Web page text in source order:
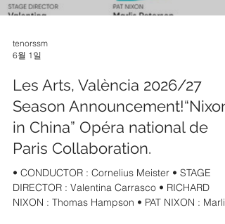
tenorssm
6월 1일
Les Arts, València 2026/27
Season Announcement!“Nixon
in China” Opéra national de
Paris Collaboration.
• CONDUCTOR : Cornelius Meister • STAGE
DIRECTOR : Valentina Carrasco • RICHARD
NIXON : Thomas Hampson • PAT NIXON : Marlis